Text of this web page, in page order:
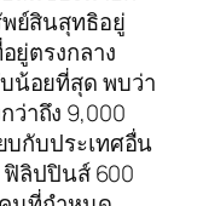
ย์สินสุทธิอยู่
ยู่ตรงกลาง
น้อยที่สุด พบว่า
าถึง 9,000
บกับประเทศอื่น
ฟิลิปปินส์ 600